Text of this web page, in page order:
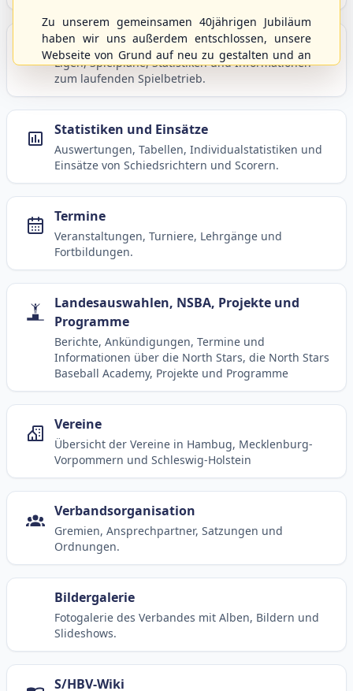
Spielbetrieb
Ligen, Spielpläne, Statistiken und Informationen
zum laufenden Spielbetrieb.
Statistiken und Einsätze
Auswertungen, Tabellen, Individualstatistiken und
Einsätze von Schiedsrichtern und Scorern.
Termine
Veranstaltungen, Turniere, Lehrgänge und
Fortbildungen.
Landesauswahlen, NSBA, Projekte und
Programme
Berichte, Ankündigungen, Termine und
Informationen über die North Stars, die North Stars
Baseball Academy, Projekte und Programme
Vereine
Übersicht der Vereine in Hambug, Mecklenburg-
Vorpommern und Schleswig-Holstein
Verbandsorganisation
Gremien, Ansprechpartner, Satzungen und
Ordnungen.
Bildergalerie
Fotogalerie des Verbandes mit Alben, Bildern und
Slideshows.
S/HBV-Wiki
Zu unserem gemeinsamen 40jährigen Jubiläum
haben wir uns außerdem entschlossen, unsere
Webseite von Grund auf neu zu gestalten und an
moderne Technik und Methodiken anzupassen.
Dabei wurden die Nutzernamen und Kennworte
uneingeschränkt genutzt werden können.
Wenn es von eurer Seite aus noch Wünsche oder
Anregungen geben sollte, könnt ihr uns diese
gerne an die Verbandsadresseinfo@shbvnet.de